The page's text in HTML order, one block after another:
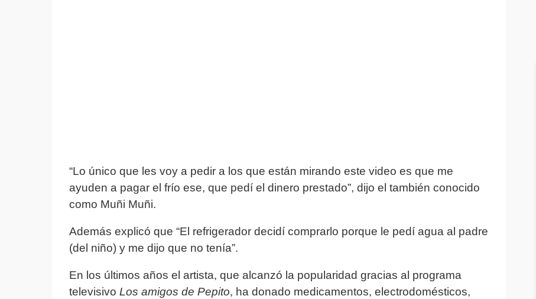
“Lo único que les voy a pedir a los que están mirando este video es que me
ayuden a pagar el frío ese, que pedí el dinero prestado”, dijo el también conocido
como Muñi Muñi.
Además explicó que “El refrigerador decidí comprarlo porque le pedí agua al padre
(del niño) y me dijo que no tenía”.
En los últimos años el artista, que alcanzó la popularidad gracias al programa
televisivo Los amigos de Pepito, ha donado medicamentos, electrodomésticos,